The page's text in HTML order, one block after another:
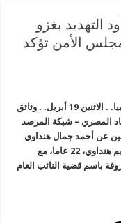
التهديد بغزو
. وثائق مجلس الأمن تؤكد
السيسي يتجاهل وصايا أمه ويعاود التهديد بغزو ليبيا. . الاثنين 19 أبريل. . وثائق
المصري – شبكة المرصد
عن أحمد جمال هنداوي
المعتقل بسجن العقرب تعرض أحمد جمال ابراهيم هنداوي، 22 عاما، مع
باسم قضية النائب العام